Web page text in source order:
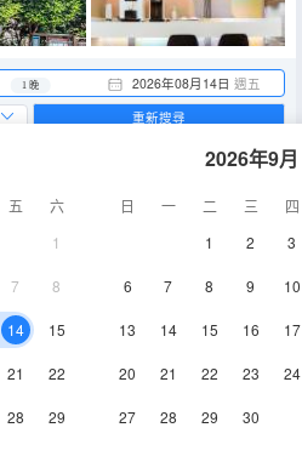
2026年08月14日 週五
1 晚
五
六
1
7 8
14 15
21 22
28 29
2026年9月
日 一 二 三
四
1
2 3
6 7 8 9 10
13 14 15 16 17
20 21 22 23 24
27 28 29 30
重新搜尋
空調
淋浴
家庭房【智能客控+電視投屏】